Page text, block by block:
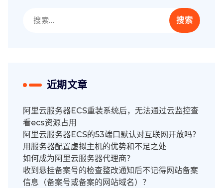
索：
近期文章
阿里云服务器ECS重装系统后，无法通过云监控查
看ecs资源占用
阿里云服务器ECS的53端口默认对互联网开放吗？
用服务器配置虚拟主机的优势和不足之处
如何成为阿里云服务器代理商？
收到悬挂备案号的检查整改通知后不记得网站备案
信息（备案号或备案的网站域名）？